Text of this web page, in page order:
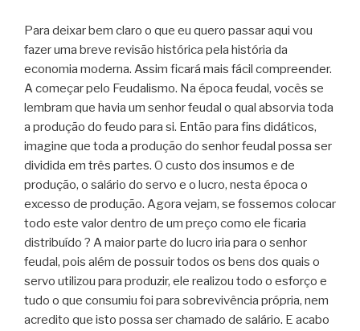
Para deixar bem claro o que eu quero passar aqui vou
fazer uma breve revisão histórica pela história da
economia moderna. Assim ficará mais fácil compreender.
A começar pelo Feudalismo. Na época feudal, vocês se
lembram que havia um senhor feudal o qual absorvia toda
a produção do feudo para si. Então para fins didáticos,
imagine que toda a produção do senhor feudal possa ser
dividida em três partes. O custo dos insumos e de
produção, o salário do servo e o lucro, nesta época o
excesso de produção. Agora vejam, se fossemos colocar
todo este valor dentro de um preço como ele ficaria
distribuído ? A maior parte do lucro iria para o senhor
feudal, pois além de possuir todos os bens dos quais o
servo utilizou para produzir, ele realizou todo o esforço e
tudo o que consumiu foi para sobrevivência própria, nem
acredito que isto possa ser chamado de salário. E acabo